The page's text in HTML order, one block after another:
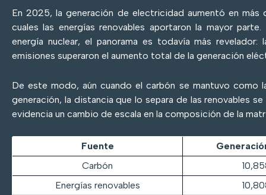
En 2025, la generación de electricidad aumentó en
cuales las energías renovables aportaron la mayor
energía nuclear, el panorama es todavía más revelador:
emisiones superaron el aumento total de la generación
De este modo, aún cuando el carbón se mantuvo como
generación, la distancia que lo separa de las renovables
evidencia un cambio de escala en la composición de la
Fuente
Carbón
Energías renovables